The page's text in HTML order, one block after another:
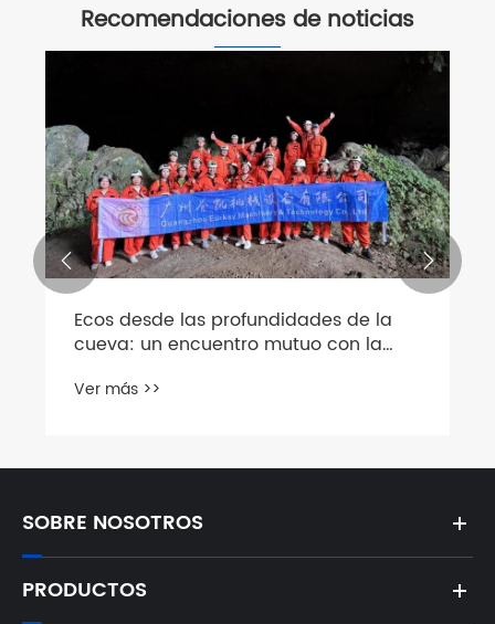
Recomendaciones de noticias
Ecos desde las profundidades de la
cueva: un encuentro mutuo con la
Ver más >>
 
SOBRE NOSOTROS
PRODUCTOS